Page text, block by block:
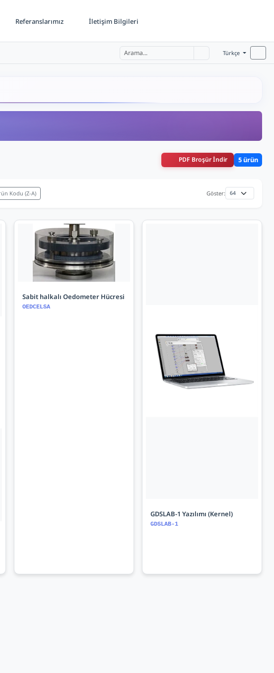
Referanslarımız İletişim Bilgileri
Türkçe
PDF Broşür İndir 5 ürün
Kodu (Z-A) Göster:
Sabit halkalı Oedometer Hücresi
OEDCELSA
GDSLAB-1 Yazılımı (Kernel)
GDSLAB-1